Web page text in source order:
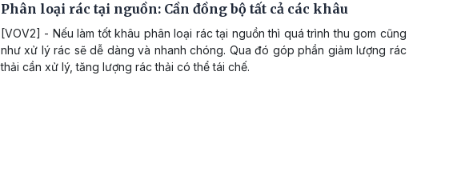
Phân loại rác tại nguồn: Cần đồng bộ tất cả các khâu
[VOV2] - Nếu làm tốt khâu phân loại rác tại nguồn thì quá trình thu gom cũng
như xử lý rác sẽ dễ dàng và nhanh chóng. Qua đó góp phần giảm lượng rác
thải cần xử lý, tăng lượng rác thải có thể tái chế.